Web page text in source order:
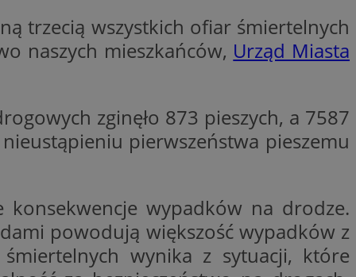
trzecią wszystkich ofiar śmiertelnych
naszych mieszkańców, Urząd Miasta
zginęło 873 pieszych, a 7587
pierwszeństwa pieszemu
wypadków na drodze.
powodują większość wypadków z
wynika z sytuacji, które
sesji.
sesji.
internetowej.
identyfikatora
optymalizacji
przechowywania
do usług
czy użytkownik